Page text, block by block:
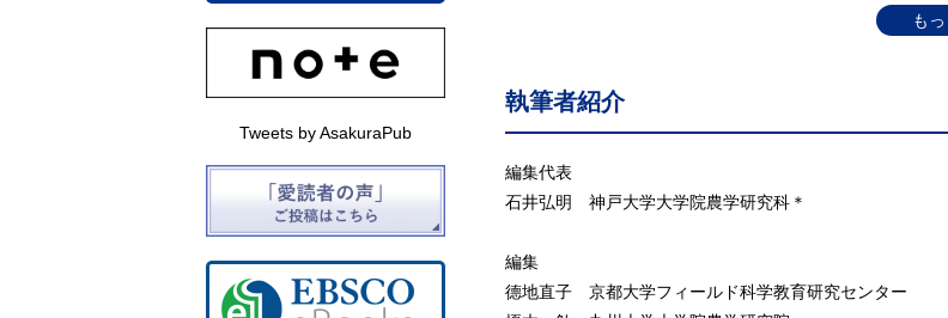
3.1 森林の現存量と物質生産 榎木 勉
3.2 光合成と葉の生理生態 長田典之
3.3 樹木の成長と資源獲得戦略 河村耕史
第4章 森林土壌と分解系
4.2 分解系の生態学 菱 拓雄・大園享司
第5章 森林生態系の物質循環
執筆者紹介
編集代表
石井弘明 神戸大学大学院農学研究科＊
編集
德地直子 京都大学フィールド科学教育研究センター
Tweets by AsakuraPub